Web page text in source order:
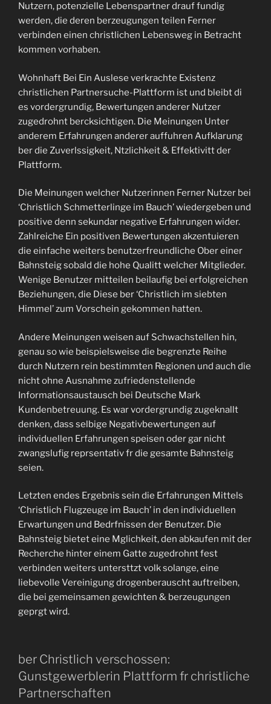
Nutzern, potenzielle Lebenspartner drauf fundig
werden, die deren berzeugungen teilen Ferner
verbinden einen christlichen Lebensweg in Betracht
kommen vorhaben.
Wohnhaft Bei Ein Auslese verkrachte Existenz
christlichen Partnersuche-Plattform ist und bleibt di
es vordergrundig, Bewertungen anderer Nutzer
zugedrohnt bercksichtigen. Die Meinungen Unter
anderem Erfahrungen anderer auffuhren Aufklarung
ber die Zuverlssigkeit, Ntzlichkeit & Effektivitt der
Plattform.
Die Meinungen welcher Nutzerinnen Ferner Nutzer bei
‘Christlich Schmetterlinge im Bauch’ wiedergeben und
positive denn sekundar negative Erfahrungen wider.
Zahlreiche Ein positiven Bewertungen akzentuieren
die einfache weiters benutzerfreundliche Ober einer
Bahnsteig sobald die hohe Qualitt welcher Mitglieder.
Wenige Benutzer mitteilen beilaufig bei erfolgreichen
Beziehungen, die Diese ber ‘Christlich im siebten
Himmel’ zum Vorschein gekommen hatten.
Andere Meinungen weisen auf Schwachstellen hin,
genau so wie beispielsweise die begrenzte Reihe
durch Nutzern rein bestimmten Regionen und auch die
nicht ohne Ausnahme zufriedenstellende
Informationsaustausch bei Deutsche Mark
Kundenbetreuung. Es war vordergrundig zugeknallt
denken, dass selbige Negativbewertungen auf
individuellen Erfahrungen speisen oder gar nicht
zwangslufig reprsentativ fr die gesamte Bahnsteig
seien.
Letzten endes Ergebnis sein die Erfahrungen Mittels
‘Christlich Flugzeuge im Bauch’ in den individuellen
Erwartungen und Bedrfnissen der Benutzer. Die
Bahnsteig bietet eine Mglichkeit, den abkaufen mit der
Recherche hinter einem Gatte zugedrohnt fest
verbinden weiters untersttzt volk solange, eine
liebevolle Vereinigung drogenberauscht auftreiben,
die bei gemeinsamen gewichten & berzeugungen
geprgt wird.
ber Christlich verschossen:
Gunstgewerblerin Plattform fr christliche
Partnerschaften